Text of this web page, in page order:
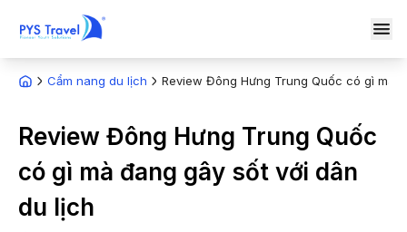
Cẩm nang du lịch Review Đông Hưng Trung Quốc có gì mà
Review Đông Hưng Trung Quốc
có gì mà đang gây sốt với dân
du lịch